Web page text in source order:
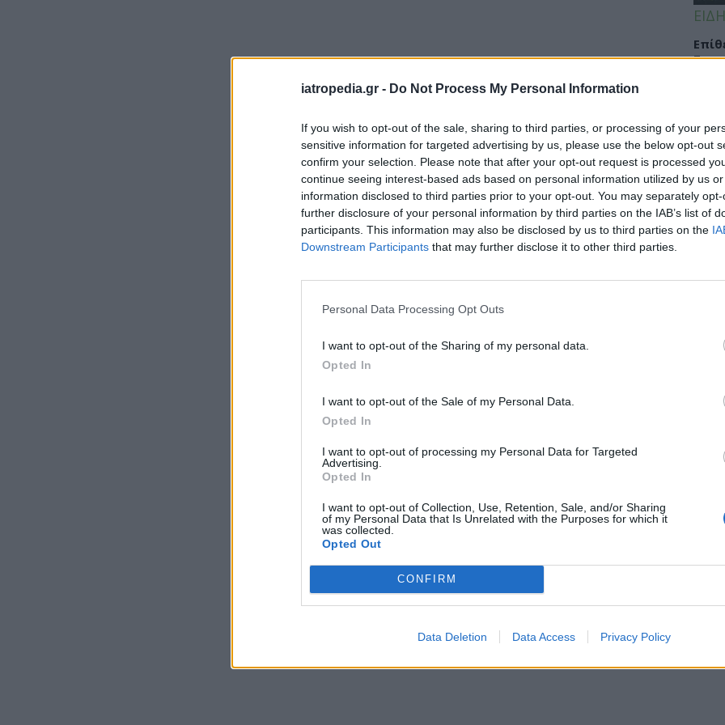
iatropedia.gr - Do Not Process My Personal Information
If you wish to opt-out of the sale, sharing to third parties, or processing of your
sensitive information for targeted advertising by us, please use the below opt-out
confirm your selection. Please note that after your opt-out request is processed
continue seeing interest-based ads based on personal information utilized by us
information disclosed to third parties prior to your opt-out. You may separately
further disclosure of your personal information by third parties on the IAB’s list of
participants. This information may also be disclosed by us to third parties on the
Downstream Participants that may further disclose it to other third parties.
Personal Data Processing Opt Outs
I want to opt-out of the Sharing of my personal data.
Opted In
I want to opt-out of the Sale of my Personal Data.
Opted In
I want to opt-out of processing my Personal Data for Targeted
Advertising.
Opted In
I want to opt-out of Collection, Use, Retention, Sale, and/or Sharing
of my Personal Data that Is Unrelated with the Purposes for which it
was collected.
Opted Out
CONFIRM
Data Deletion Data Access Privacy Policy